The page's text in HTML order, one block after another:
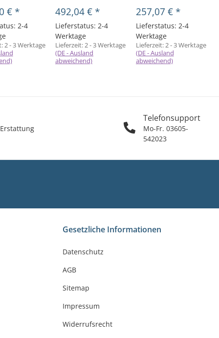
€ *
2-4
2 - 3 Werktage
492,04 € *
Lieferstatus: 2-4
Werktage
Lieferzeit: 2 - 3 Werktage
(DE - Ausland
abweichend)
257,07 € *
Lieferstatus: 2-4
Werktage
Lieferzeit: 2 - 3 Werktage
(DE - Ausland
abweichend)
Telefonsupport
Mo-Fr. 03605-
542023
Gesetzliche Informationen
Datenschutz
AGB
Sitemap
Impressum
Widerrufsrecht